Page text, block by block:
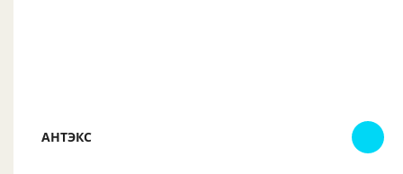
АНТЭКС